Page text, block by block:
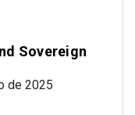
Sovereign
de 2025